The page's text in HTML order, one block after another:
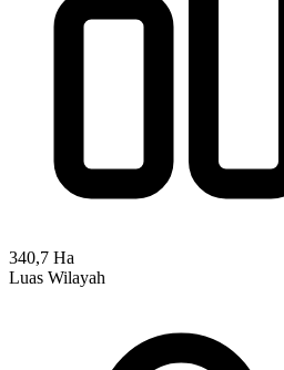
340,7 Ha
Luas Wilayah